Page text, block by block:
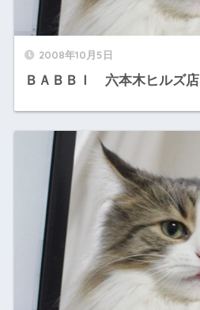
2008年10月5日
ＢＡＢＢＩ 六本木ヒルズ店